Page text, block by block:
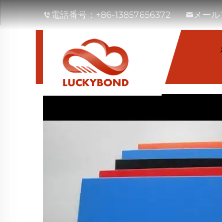
電話番号：+86-13857656372 メー